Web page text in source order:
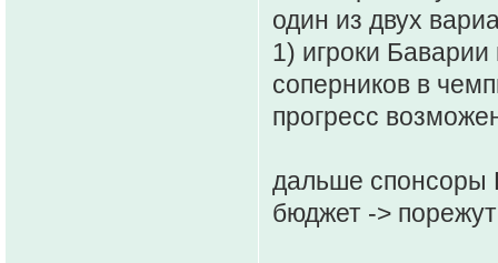
один из двух
1) игроки Баварии
соперников в
прогресс
дальше спонсоры
бюджет ->